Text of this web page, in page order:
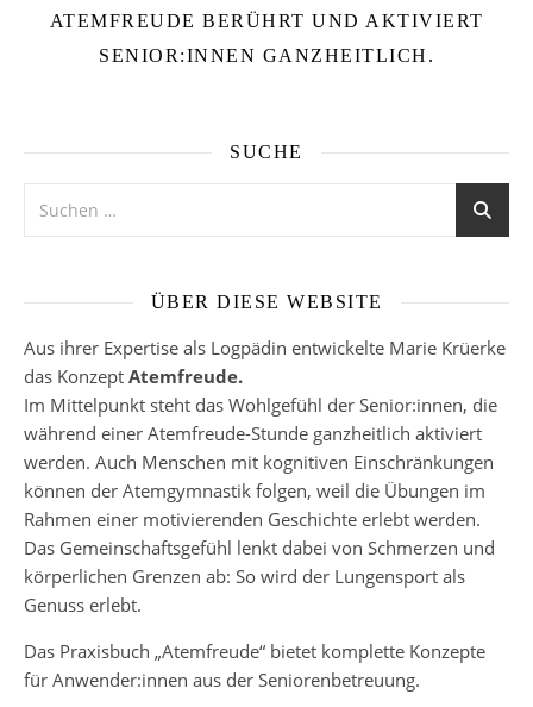
ATEMFREUDE BERÜHRT UND AKTIVIERT
SENIOR:INNEN GANZHEITLICH.
SUCHE
ÜBER DIESE WEBSITE
Aus ihrer Expertise als Logpädin entwickelte Marie Krüerke
das Konzept Atemfreude.
Im Mittelpunkt steht das Wohlgefühl der Senior:innen, die
während einer Atemfreude-Stunde ganzheitlich aktiviert
werden. Auch Menschen mit kognitiven Einschränkungen
können der Atemgymnastik folgen, weil die Übungen im
Rahmen einer motivierenden Geschichte erlebt werden.
Das Gemeinschaftsgefühl lenkt dabei von Schmerzen und
körperlichen Grenzen ab: So wird der Lungensport als
Genuss erlebt.
Das Praxisbuch „Atemfreude“ bietet komplette Konzepte
für Anwender:innen aus der Seniorenbetreuung.